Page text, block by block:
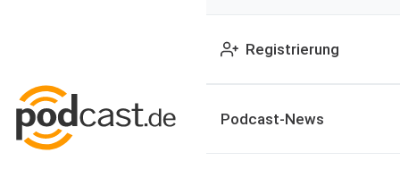
Registrierung
Podcast-News